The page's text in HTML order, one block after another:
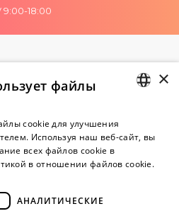
9:00-18:00
нет отзывов
откровенную сексуальную
и изо.
RUSSIAN
×
файлы
cookie для улучшения
Используя наш веб-сайт, вы
всех файлов cookie в
в ​​отношении файлов cookie.
АНАЛИТИЧЕСКИЕ